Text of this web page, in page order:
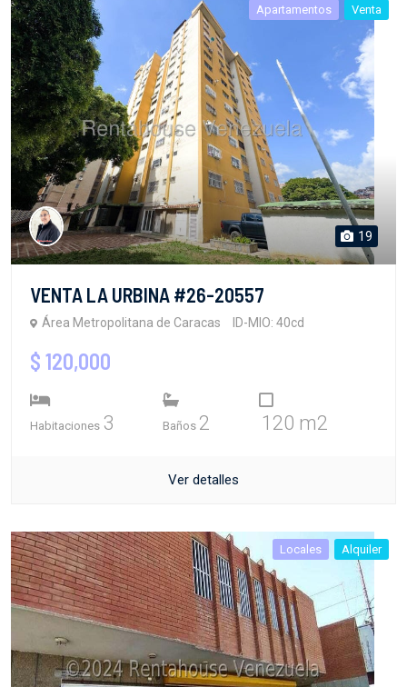
Apartamentos Venta
19
VENTA LA URBINA #26-20557
Área Metropolitana de Caracas ID-MIO: 40cd
$ 120,000
Habitaciones 3 Baños 2 120 m2
Ver detalles
Locales Alquiler